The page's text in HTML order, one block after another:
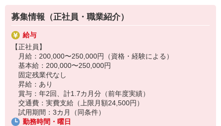
企業とのマッチング
↓
弊社担当との面談＋企業との面談
↓
双方合意の元就業開始♪
※万が一スタッフ様の条件と企業の希望がマッチングしなかった
場合でも、別のお仕事探しを速やかに行います！
■20〜50代の方が活躍中！
――――――――――――――――――――――――
【採用までの流れ】
応募後は、電話で応募者様の情報や希望条件などをヒアリング！
その後、履歴書を回収します（WebまたはFAX）。
企業との面談から採用までは数日お時間いただきます。
※履歴書はHPより簡単に作成できます！
⇒ https://www.trust-growth.co.jp/resume/
――――――――――――――――――――――――
※お仕事No.H-5332
ご応募時に上記No.をお知らせ下さい♪
募集情報（正社員・職業紹介）
給与
【正社員】
月給：200,000〜250,000円（資格・経験による）
基本給：200,000〜250,000円
固定残業代なし
昇給：あり
賞与：年2回、計1.7カ月分（前年度実績）
交通費：実費支給（上限月額24,500円）
試用期間：3カ月（同条件）
勤務時間・曜日